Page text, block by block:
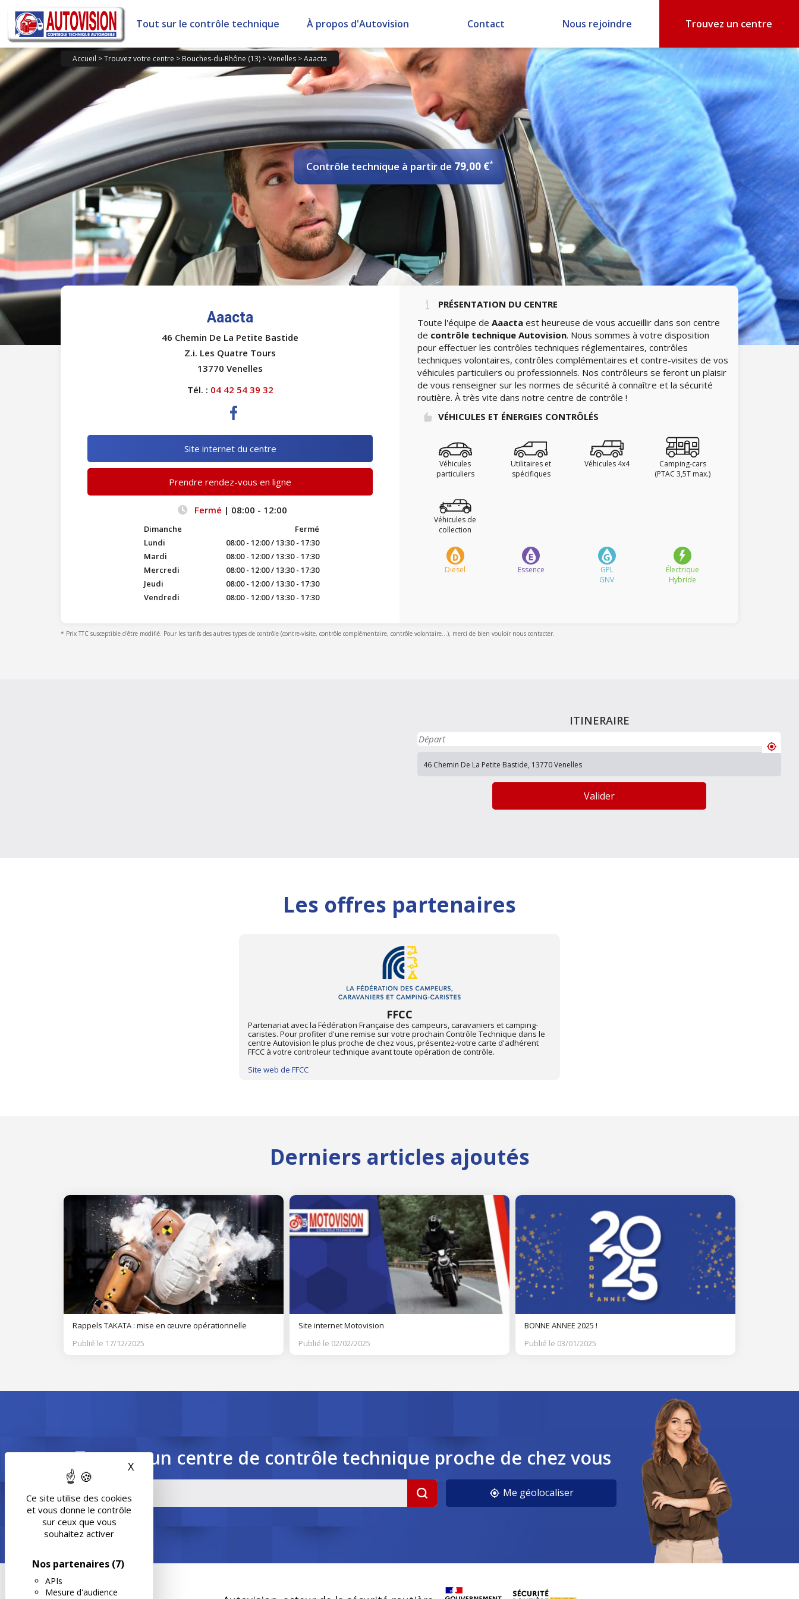
Panneau de gestion des cookies
Ce site utilise des cookies
et vous donne le contrôle
sur ceux que vous
souhaitez activer
Nos partenaires (7)
APIs
Mesure d'audience
X Masquer le bandeau des cookies
Tout sur le contrôle technique À propos d'Autovision Contact Nous rejoindre Trouvez un centre
Accueil >Trouvez votre centre > Bouches-du-Rhône (13) >Venelles >Aaacta
Contrôle technique à partir de 79,00 €*
Aaacta
46 Chemin De La Petite Bastide
Z.i. Les Quatre Tours
13770 Venelles
Tél. : 04 42 54 39 32
Site internet du centre
Prendre rendez-vous en ligne
Fermé | 08:00 - 12:00
Dimanche
Fermé
Lundi
08:00 - 12:00 / 13:30 - 17:30
Mardi
08:00 - 12:00 / 13:30 - 17:30
Mercredi
08:00 - 12:00 / 13:30 - 17:30
Jeudi
08:00 - 12:00 / 13:30 - 17:30
Vendredi
08:00 - 12:00 / 13:30 - 17:30
PRÉSENTATION DU CENTRE
Toute l'équipe de Aaacta est heureuse de vous accueillir dans son centre
de contrôle technique Autovision. Nous sommes à votre disposition
pour effectuer les contrôles techniques réglementaires, contrôles
techniques volontaires, contrôles complémentaires et contre-visites de vos
véhicules particuliers ou professionnels. Nos contrôleurs se feront un plaisir
de vous renseigner sur les normes de sécurité à connaître et la sécurité
routière. À très vite dans notre centre de contrôle !
VÉHICULES ET ÉNERGIES CONTRÔLÉS
Véhicules
particuliers
Utilitaires et
spécifiques
Véhicules 4x4
Camping-cars
(PTAC 3,5T max.)
Véhicules de
collection
Diesel Essence
GPL
GNV
Électrique
Hybride
* Prix TTC susceptible d'être modifié. Pour les tarifs des autres types de contrôle (contre-visite, contrôle complémentaire, contrôle volontaire...), merci de bien vouloir nous contacter.
ITINERAIRE
Valider
Les offres partenaires
FFCC
Partenariat avec la Fédération Française des campeurs, caravaniers et camping-
caristes. Pour profiter d'une remise sur votre prochain Contrôle Technique dans le
centre Autovision le plus proche de chez vous, présentez-votre carte d'adhérent
FFCC à votre controleur technique avant toute opération de contrôle.
Site web de FFCC
Derniers articles ajoutés
Rappels TAKATA : mise en œuvre opérationnelle
Publié le 17/12/2025
Site internet Motovision
Publié le 02/02/2025
BONNE ANNEE 2025 !
Publié le 03/01/2025
Trouvez un centre de contrôle technique proche de chez vous
Me géolocaliser